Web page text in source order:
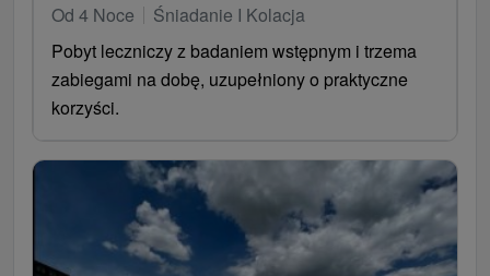
Od 4 Noce
Śniadanie I Kolacja
Pobyt leczniczy z badaniem wstępnym i trzema
zabiegami na dobę, uzupełniony o praktyczne
korzyści.